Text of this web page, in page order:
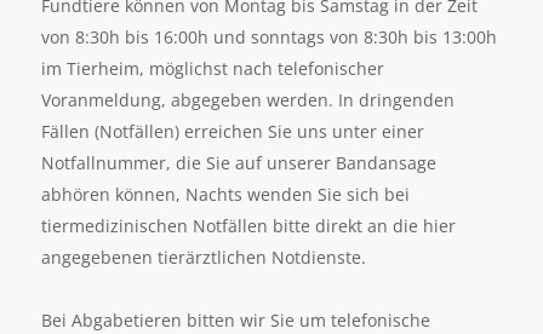
Fundtiere können von Montag bis Samstag in der Zeit
von 8:30h bis 16:00h und sonntags von 8:30h bis 13:00h
im Tierheim, möglichst nach telefonischer
Voranmeldung, abgegeben werden. In dringenden
Fällen (Notfällen) erreichen Sie uns unter einer
Notfallnummer, die Sie auf unserer Bandansage
abhören können, Nachts wenden Sie sich bei
tiermedizinischen Notfällen bitte direkt an die hier
angegebenen tierärztlichen Notdienste.
Bei Abgabetieren bitten wir Sie um telefonische